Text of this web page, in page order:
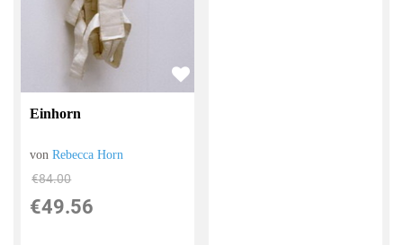
Einhorn
vonRebecca Horn
€84.00
€49.56